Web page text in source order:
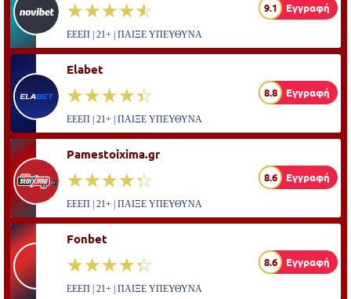
☆☆☆☆☆
★★★★★ 9.1 Εγγραφή
ΕΕΕΠ | 21+ | ΠΑΙΞΕ ΥΠΕΥΘΥΝΑ
Elabet
☆☆☆☆☆
★★★★★ 8.8 Εγγραφή
ΕΕΕΠ | 21+ | ΠΑΙΞΕ ΥΠΕΥΘΥΝΑ
Pamestoixima.gr
☆☆☆☆☆
★★★★★ 8.6 Εγγραφή
ΕΕΕΠ | 21+ | ΠΑΙΞΕ ΥΠΕΥΘΥΝΑ
Fonbet
☆☆☆☆☆
★★★★★ 8.6 Εγγραφή
ΕΕΕΠ | 21+ | ΠΑΙΞΕ ΥΠΕΥΘΥΝΑ